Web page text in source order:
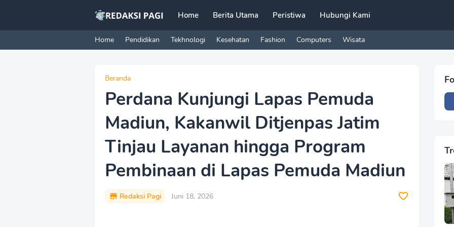
Home Berita Utama Peristiwa Hubungi Kami
Home Pendidikan Tekhnologi Kesehatan Fashion Computers Wisata
Beranda
Perdana Kunjungi Lapas Pemuda
Madiun, Kakanwil Ditjenpas Jatim
Tinjau Layanan hingga Program
Pembinaan di Lapas Pemuda Madiun
Redaksi Pagi
Juni 18, 2026